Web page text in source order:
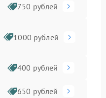
750 рублей
1000 рублей
400 рублей
650 рублей